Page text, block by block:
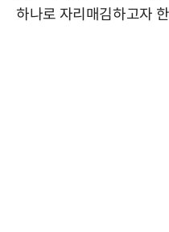
하나로 자리매김하고자